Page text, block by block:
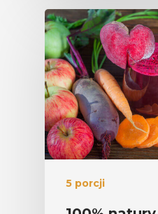
5 porcji